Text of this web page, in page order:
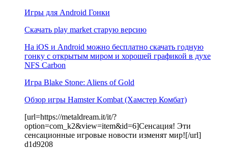
Игры для Android Гонки
Скачать play market старую версию
На iOS и Android можно бесплатно скачать годную
гонку с открытым миром и хорошей графикой в духе
NFS Carbon
Игра Blake Stone: Aliens of Gold
Обзор игры Hamster Kombat (Хамстер Комбат)
[url=https://metaldream.it/it/?
option=com_k2&view=item&id=6]Сенсация! Эти
сенсационные игровые новости изменят мир![/url]
d1d9208